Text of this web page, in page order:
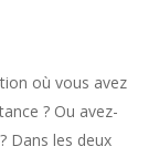
où vous avez
? Ou avez-
Dans les deux